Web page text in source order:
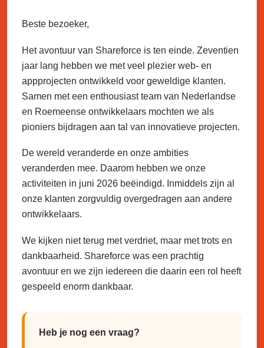
Beste bezoeker,
Het avontuur van Shareforce is ten einde. Zeventien
jaar lang hebben we met veel plezier web- en
appprojecten ontwikkeld voor geweldige klanten.
Samen met een enthousiast team van Nederlandse
en Roemeense ontwikkelaars mochten we als
pioniers bijdragen aan tal van innovatieve projecten.
De wereld veranderde en onze ambities
veranderden mee. Daarom hebben we onze
activiteiten in juni 2026 beëindigd. Inmiddels zijn al
onze klanten zorgvuldig overgedragen aan andere
ontwikkelaars.
We kijken niet terug met verdriet, maar met trots en
dankbaarheid. Shareforce was een prachtig
avontuur en we zijn iedereen die daarin een rol heeft
gespeeld enorm dankbaar.
Heb je nog een vraag?